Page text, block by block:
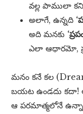
వల్ల పాములా
అలాగే, ఉన్నది
అది మనకు
ఎలా ఆధారమో,
మనం కనే కల
బయట ఉండదు కదా!
ఆ పరమాత్మలోనే